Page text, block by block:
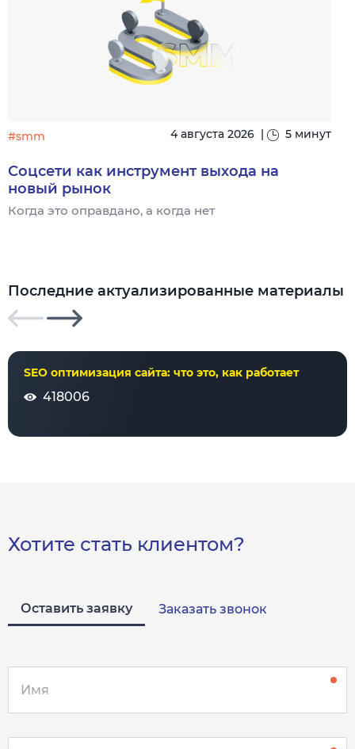
#smm 4 августа 2026 | 5 минут
Соцсети как инструмент выхода на
новый рынок
Когда это оправдано, а когда нет
Последние актуализированные материалы
SEO оптимизация сайта: что это, как работает
418006
Хотите стать клиентом?
Оставить заявку Заказать звонок